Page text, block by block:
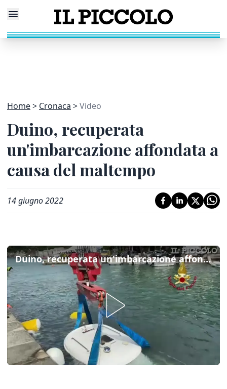
Home Cronaca Video
Duino, recuperata
un'imbarcazione affondata a
causa del maltempo
14 giugno 2022
Duino, recuperata un'imbarcazione affondata a causa del maltempo